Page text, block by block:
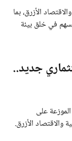
الأزرق، بما
في خلق بيئة
استثماري جديد..
على
والاقتصاد الأزرق.